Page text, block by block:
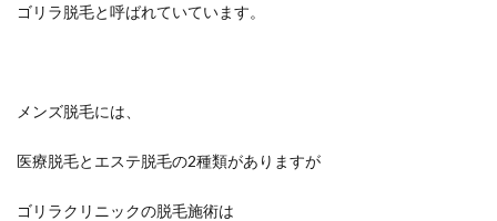
ゴリラ脱毛と呼ばれていています。
メンズ脱毛には、
医療脱毛とエステ脱毛の2種類がありますが
ゴリラクリニックの脱毛施術は